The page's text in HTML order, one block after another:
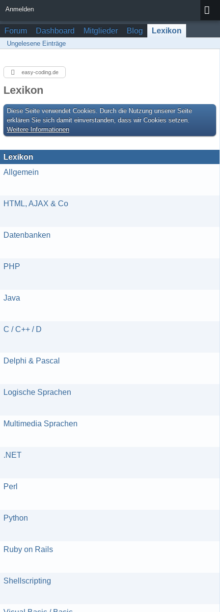
Anmelden
Forum Dashboard Mitglieder Blog Lexikon
Ungelesene Einträge
easy-coding.de
Lexikon
Diese Seite verwendet Cookies. Durch die Nutzung unserer Seite
erklären Sie sich damit einverstanden, dass wir Cookies setzen.
Weitere Informationen
Lexikon
Allgemein
HTML, AJAX & Co
Datenbanken
PHP
Java
C / C++ / D
Delphi & Pascal
Logische Sprachen
Multimedia Sprachen
.NET
Perl
Python
Ruby on Rails
Shellscripting